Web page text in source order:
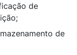
de
de